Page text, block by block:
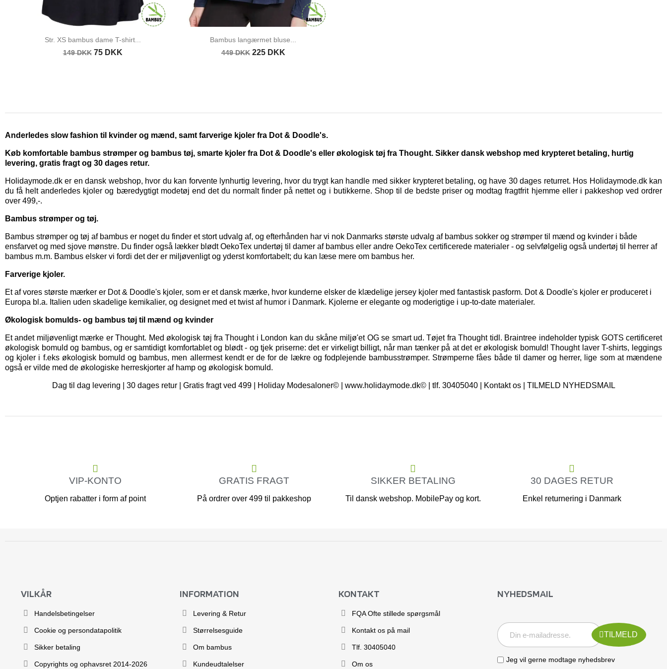
Str. XS bambus dame T-shirt...
149 DKK 75 DKK
Bambus langærmet bluse...
449 DKK 225 DKK
Anderledes slow fashion til kvinder og mænd, samt farverige kjoler fra Dot & Doodle's.
Køb komfortable bambus strømper og bambus tøj, smarte kjoler fra Dot & Doodle's eller økologisk tøj fra Thought. Sikker dansk webshop med krypteret betaling, hurtig
levering, gratis fragt og 30 dages retur.
Holidaymode.dk er en dansk webshop, hvor du kan forvente lynhurtig levering, hvor du trygt kan handle med sikker krypteret betaling, og have 30 dages returret. Hos Holidaymode.dk kan
du få helt anderledes kjoler og bæredygtigt modetøj end det du normalt finder på nettet og i butikkerne. Shop til de bedste priser og modtag fragtfrit hjemme eller i pakkeshop ved ordrer
over 499,-.
Bambus strømper og tøj.
Bambus strømper og tøj af bambus er noget du finder et stort udvalg af, og efterhånden har vi nok Danmarks største udvalg af bambus sokker og strømper til mænd og kvinder i både
ensfarvet og med sjove mønstre. Du finder også lækker blødt OekoTex undertøj til damer af bambus eller andre OekoTex certificerede materialer - og selvfølgelig også undertøj til herrer af
bambus m.m. Bambus elsker vi fordi det der er miljøvenligt og yderst komfortabelt; du kan læse mere om bambus her.
Farverige kjoler.
Et af vores største mærker er Dot & Doodle's kjoler, som er et dansk mærke, hvor kunderne elsker de klædelige jersey kjoler med fantastisk pasform. Dot & Doodle's kjoler er produceret i
Europa bl.a. Italien uden skadelige kemikalier, og designet med et twist af humor i Danmark. Kjolerne er elegante og moderigtige i up-to-date materialer.
Økologisk bomulds- og bambus tøj til mænd og kvinder
Et andet miljøvenligt mærke erThought. Med økologisk tøj fra Thought i London kan du skåne miljø'et OG se smart ud. Tøjet fra Thought tidl. Braintree indeholder typisk GOTS certificeret
økologisk bomuld og bambus, og er samtidigt komfortablet og blødt - og tjek priserne: det er virkeligt billigt, når man tænker på at det er økologisk bomuld! Thought laver T-shirts, leggings
og kjoler i f.eks økologisk bomuld og bambus, men allermest kendt er de for de lækre og fodplejende bambusstrømper. Strømperne fåes både til damer og herrer, lige som at mændene
også er vilde med de økologiske herreskjorter af hamp og økologisk bomuld.
Dag til dag levering | 30 dages retur | Gratis fragt ved 499 | Holiday Modesaloner© | www.holidaymode.dk© | tlf. 30405040 | Kontakt os| TILMELD NYHEDSMAIL
VIP-KONTO
Optjen rabatter i form af point
GRATIS FRAGT
På ordrer over 499 til pakkeshop
SIKKER BETALING
Til dansk webshop. MobilePay og kort.
30 DAGES RETUR
Enkel returnering i Danmark
VILKÅR
Handelsbetingelser
Cookie og persondatapolitik
Sikker betaling
Copyrights og ophavsret 2014-2026
INFORMATION
Levering & Retur
Størrelsesguide
Om bambus
Kundeudtalelser
KONTAKT
FQA Ofte stillede spørgsmål
Kontakt os på mail
Tlf. 30405040
Om os
NYHEDSMAIL
TILMELD
Jeg vil gerne modtage nyhedsbrev